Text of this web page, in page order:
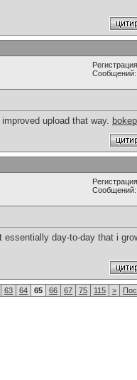
Сообщений:
upload that way.
Сообщений:
essentially day-to-day that i
63 64 65 66 67 75 115 >